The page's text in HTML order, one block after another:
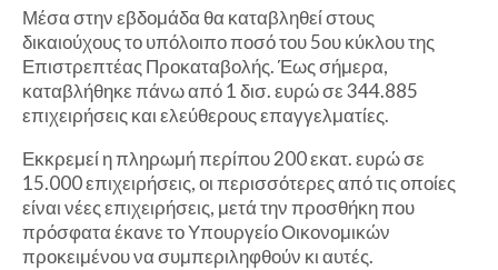
Μέσα στην εβδομάδα θα καταβληθεί στους
δικαιούχους το υπόλοιπο ποσό του 5ου κύκλου της
Επιστρεπτέας Προκαταβολής. Έως σήμερα,
καταβλήθηκε πάνω από 1 δισ. ευρώ σε 344.885
επιχειρήσεις και ελεύθερους επαγγελματίες.
Εκκρεμεί η πληρωμή περίπου 200 εκατ. ευρώ σε
15.000 επιχειρήσεις, οι περισσότερες από τις οποίες
είναι νέες επιχειρήσεις, μετά την προσθήκη που
πρόσφατα έκανε το Υπουργείο Οικονομικών
προκειμένου να συμπεριληφθούν κι αυτές.